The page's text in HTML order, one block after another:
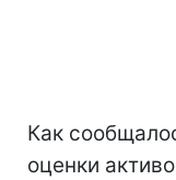
Как
оценки